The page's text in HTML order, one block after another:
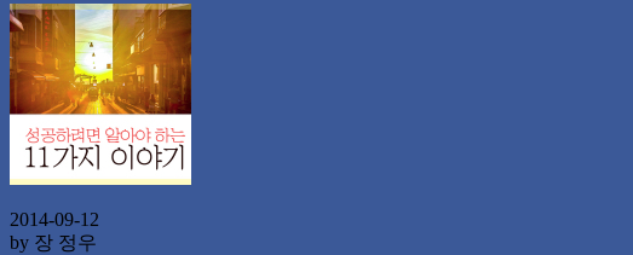
2014-09-12
by 장 정우